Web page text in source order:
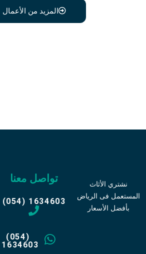
المزيد من الأعمال
تواصل معنا
(054) 1634603
(054)
1634603
نشتري الأثاث
المستعمل فى الرياض
بأفضل الأسعار